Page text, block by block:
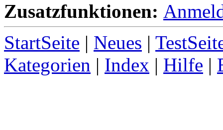
Zusatzfunktionen:
StartSeite | Neues |
Kategorien | Index | Hilfe |